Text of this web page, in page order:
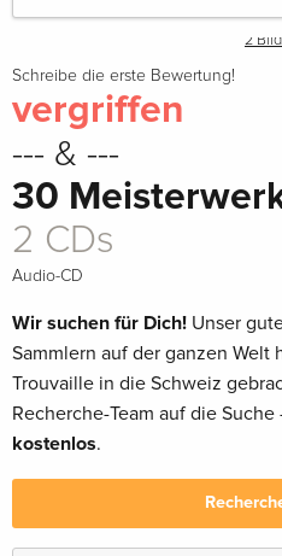
2
Schreibe die erste Bewertung!
vergriffen
--- & ---
30
2 CDs
Audio-CD
Wir suchen für Dich! Unser
Sammlern auf der ganzen Welt
Trouvaille in die Schweiz
Recherche-Team auf die Suche
kostenlos.